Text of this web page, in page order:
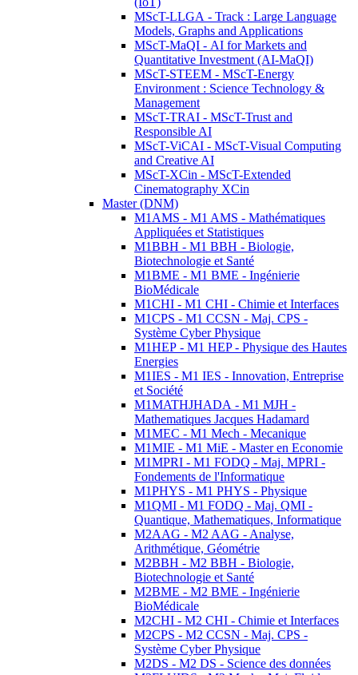
MScT-LLGA - Track : Large Language
Models, Graphs and Applications
MScT-MaQI - AI for Markets and
Quantitative Investment (AI-MaQI)
MScT-STEEM - MScT-Energy
Environment : Science Technology &
Management
MScT-TRAI - MScT-Trust and
Responsible AI
MScT-ViCAI - MScT-Visual Computing
and Creative AI
MScT-XCin - MScT-Extended
Cinematography XCin
Master (DNM)
M1AMS - M1 AMS - Mathématiques
Appliquées et Statistiques
M1BBH - M1 BBH - Biologie,
Biotechnologie et Santé
M1BME - M1 BME - Ingénierie
BioMédicale
M1CHI - M1 CHI - Chimie et Interfaces
M1CPS - M1 CCSN - Maj. CPS -
Système Cyber Physique
M1HEP - M1 HEP - Physique des Hautes
Energies
M1IES - M1 IES - Innovation, Entreprise
et Société
M1MATHJHADA - M1 MJH -
Mathematiques Jacques Hadamard
M1MEC - M1 Mech - Mecanique
M1MIE - M1 MiE - Master en Economie
M1MPRI - M1 FODQ - Maj. MPRI -
Fondements de l'Informatique
M1PHYS - M1 PHYS - Physique
M1QMI - M1 FODQ - Maj. QMI -
Quantique, Mathematiques, Informatique
M2AAG - M2 AAG - Analyse,
Arithmétique, Géométrie
M2BBH - M2 BBH - Biologie,
Biotechnologie et Santé
M2BME - M2 BME - Ingénierie
BioMédicale
M2CHI - M2 CHI - Chimie et Interfaces
M2CPS - M2 CCSN - Maj. CPS -
Système Cyber Physique
M2DS - M2 DS - Science des données